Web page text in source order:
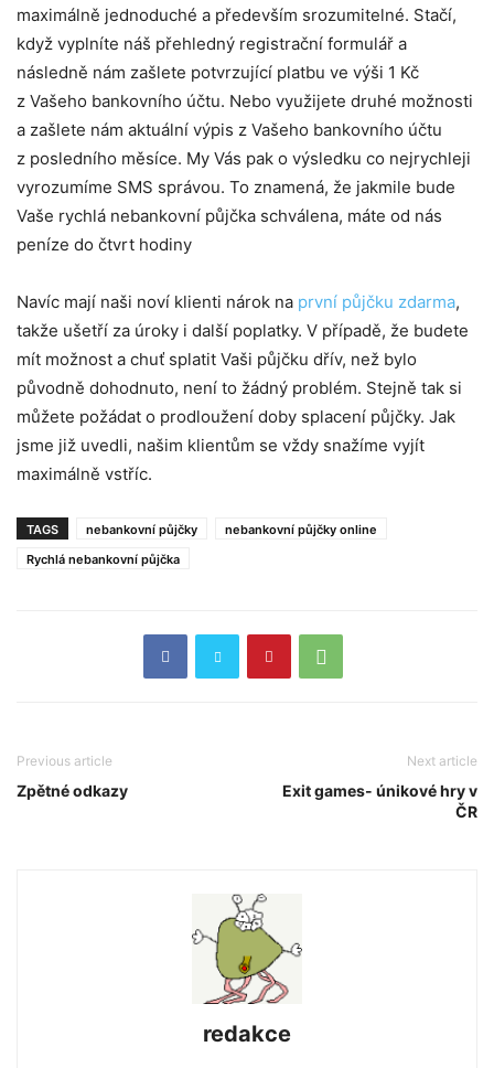
maximálně jednoduché a především srozumitelné. Stačí,
když vyplníte náš přehledný registrační formulář a
následně nám zašlete potvrzující platbu ve výši 1 Kč
z Vašeho bankovního účtu. Nebo využijete druhé možnosti
a zašlete nám aktuální výpis z Vašeho bankovního účtu
z posledního měsíce. My Vás pak o výsledku co nejrychleji
vyrozumíme SMS správou. To znamená, že jakmile bude
Vaše rychlá nebankovní půjčka schválena, máte od nás
peníze do čtvrt hodiny
Navíc mají naši noví klienti nárok na první půjčku zdarma,
takže ušetří za úroky i další poplatky. V případě, že budete
mít možnost a chuť splatit Vaši půjčku dřív, než bylo
původně dohodnuto, není to žádný problém. Stejně tak si
můžete požádat o prodloužení doby splacení půjčky. Jak
jsme již uvedli, našim klientům se vždy snažíme vyjít
maximálně vstříc.
TAGS nebankovní půjčky
nebankovní půjčky online
Rychlá nebankovní půjčka
Previous article
Zpětné odkazy
Next article
Exit games- únikové hry v
ČR
redakce